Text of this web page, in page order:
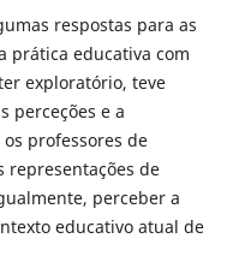
respostas para as
prática educativa com
exploratório, teve
perceções e a
professores de
representações de
perceber a
educativo atual de